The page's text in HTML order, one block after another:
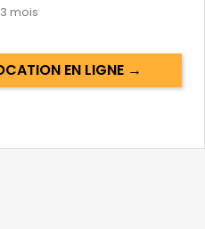
mois
EN LIGNE →